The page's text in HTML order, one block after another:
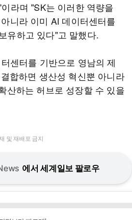
라며 "SK는 이러한 역량을
니라 이미 AI 데이터센터를
유하고 있다"고 말했다.
센터를 기반으로 영남의 제
합하면 생산성 혁신뿐 아니라
산하는 허브로 성장할 수 있을
및 재배포 금지
에서 세계일보 팔로우